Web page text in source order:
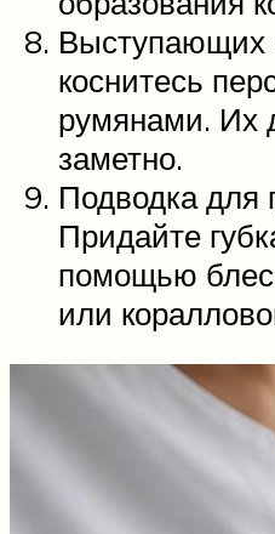
Выступающих
коснитесь
румянами. Их
заметно.
Подводка для
Придайте
помощью
или